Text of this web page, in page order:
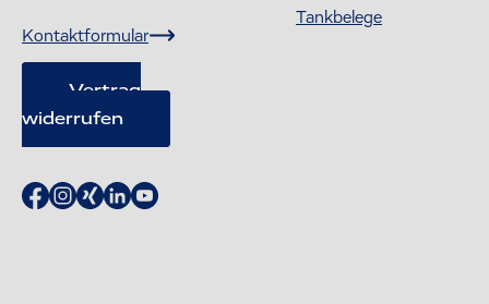
Kontaktformular
Vertrag
widerrufen
Tankbelege